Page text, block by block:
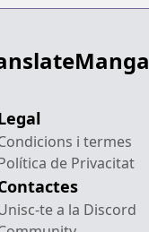
i termes
de Privacitat
te a la Discord